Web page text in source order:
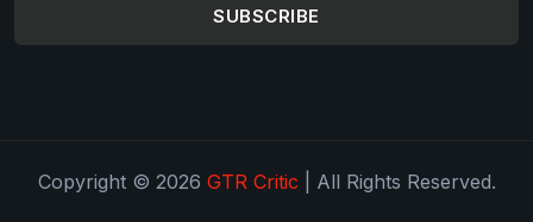
SUBSCRIBE
Copyright © 2026 GTR Critic | All Rights Reserved.